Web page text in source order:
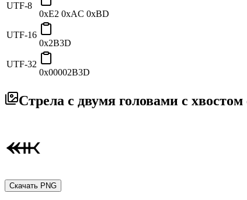
UTF-8
0xE2 0xAC 0xBD
UTF-16
0x2B3D
UTF-32
0x00002B3D
Стрела с двумя головами с
Скачать PNG